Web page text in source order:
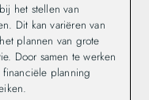
het stellen van
Dit kan variëren van
plannen van grote
Door samen te werken
planning